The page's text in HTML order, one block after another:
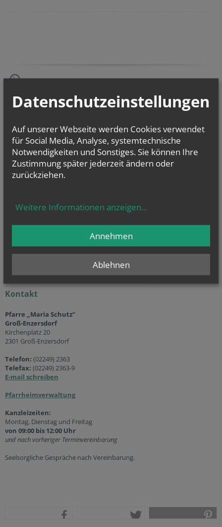
Sa.., 08. August 2026 10:00
Kinderbücherei
Babytreff
Di.., 11. August 2026 18:30
532. Monatswallfahrt
von heute
Wenn ihr Glauben habt, wird euch nichts unmöglich sein
Kontakt
Pfarre „Maria Schutz“
Groß-Enzersdorf
Kirchenplatz 20
2301 Groß-Enzersdorf
Telefon: (02249) 2363
Telefax: (02249) 2363-9
E-mail schreiben
Pfarrheimverwaltung
Kanzleizeiten:
Montag, Dienstag und Freitag
von 09:00 bis 12:00 Uhr
und nach vorheriger Terminvereinbarung
Seelsorgliche Gespräche nach Vereinbarung.
Datenschutzeinstellungen
Auf unserer Webseite werden Cookies verwendet
für Social Media, Analyse, systemtechnische
Notwendigkeiten und Sonstiges. Sie können Ihre
Zustimmung später jederzeit ändern oder
zurückziehen.
Weitere Informationen anzeigen...
Ablehnen
Annehmen